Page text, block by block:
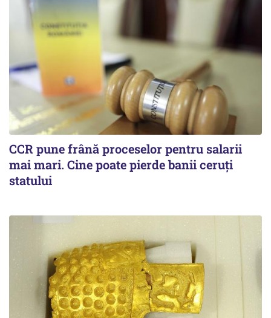
CCR pune frână proceselor pentru salarii
mai mari. Cine poate pierde banii ceruți
statului